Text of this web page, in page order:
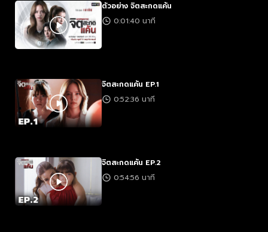
ตัวอย่าง จิตสะกดแค้น
0:01:40 นาที
จิตสะกดแค้น EP.1
0:52:36 นาที
จิตสะกดแค้น EP.2
0:54:56 นาที